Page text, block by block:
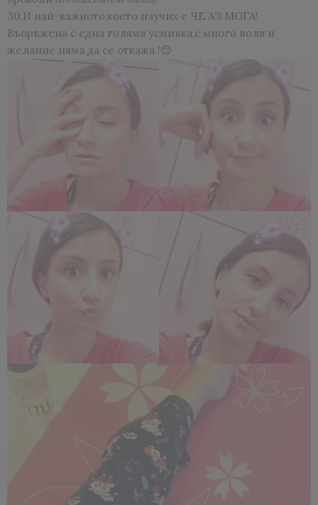
30.И най-важното,което научих е ЧЕ АЗ МОГА!
Въоръжена с една голяма усмивка,с много воля и
желание няма да се откажа !😊